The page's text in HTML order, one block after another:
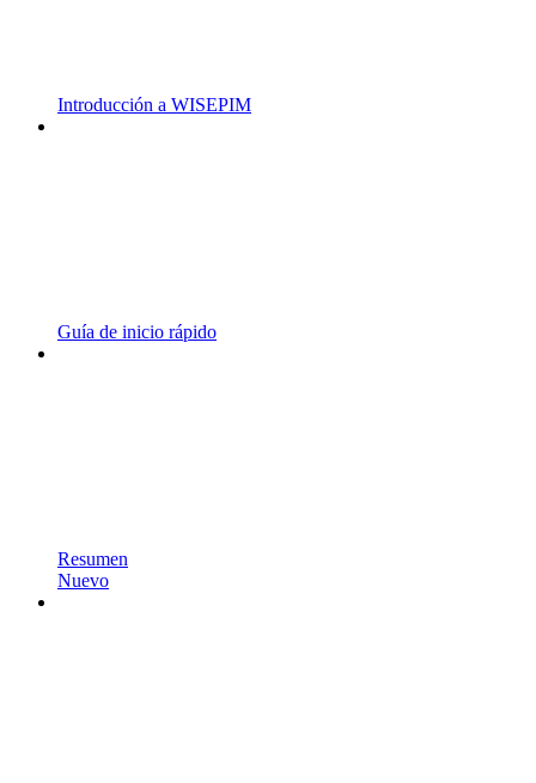
Introducción a WISEPIM
Guía de inicio rápido
Resumen
Nuevo